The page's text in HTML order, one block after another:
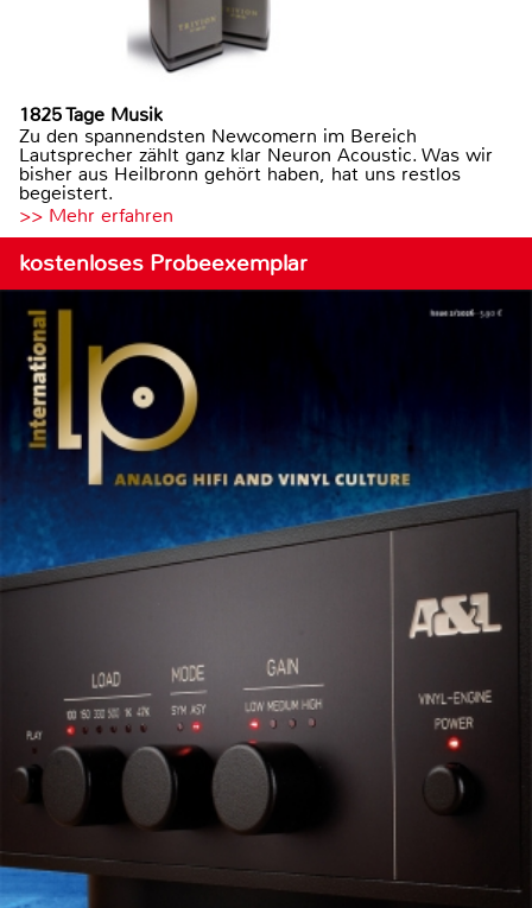
1825 Tage Musik
Zu den spannendsten Newcomern im Bereich
Lautsprecher zählt ganz klar Neuron Acoustic. Was wir
bisher aus Heilbronn gehört haben, hat uns restlos
begeistert.
>> Mehr erfahren
kostenloses Probeexemplar